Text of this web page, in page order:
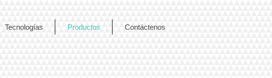
Tecnologías Productos Contáctenos